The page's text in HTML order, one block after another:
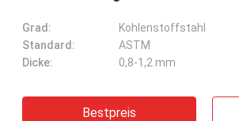
Grad:
Kohlenstoffstahl
Standard:
ASTM
Dicke:
0,8-1,2 mm
Bestpreis